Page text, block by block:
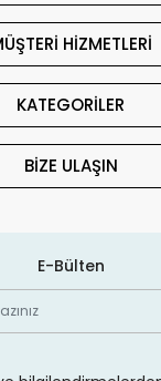
HİZMETLERİ
KATEGORİLER
BİZE ULAŞIN
E-Bülten